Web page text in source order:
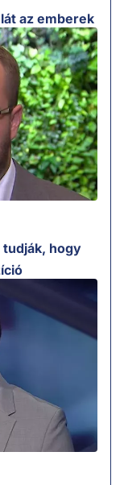
az emberek
tudják, hogy